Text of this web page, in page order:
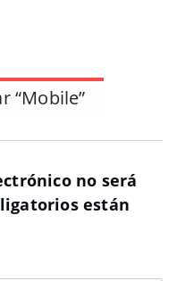
“Mobile”
no será
están